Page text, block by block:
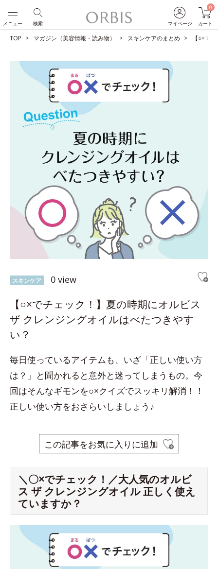
マイページ
0
カート
検索
メニュー
TOP マガジン（美容情報・読み物） スキンケアのまとめ 【○×で
スキンケア 0 view
【○×でチェック！】夏の時期にオルビス
ザ クレンジングオイルはべたつきやす
い？
毎日使っているアイテムも、いざ「正しい使い方
は？」と聞かれると意外と迷ってしまうもの。今
回はそんなギモンを○×クイズでスッキリ解消！！
正しい使い方をおさらいしましょう♪
この記事をお気に入りに追加
＼〇×でチェック！／大人気のオルビ
ス ザ クレンジングオイル 正しく使え
ていますか？